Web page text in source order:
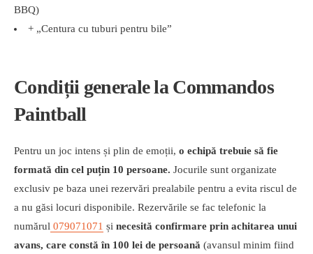
BBQ)
+ „Centura cu tuburi pentru bile”
Condiții generale la Commandos
Paintball
Pentru un joc intens și plin de emoții, o echipă trebuie să fie
formată din cel puțin 10 persoane. Jocurile sunt organizate
exclusiv pe baza unei rezervări prealabile pentru a evita riscul de
a nu găsi locuri disponibile. Rezervările se fac telefonic la
numărul 079071071 și necesită confirmare prin achitarea unui
avans, care constă în 100 lei de persoană (avansul minim fiind